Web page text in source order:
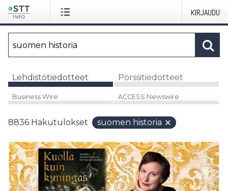
KIRJAUDU
Lehdistötiedotteet Pörssitiedotteet
Business Wire ACCESS Newswire
8836 Hakutulokset suomen historia